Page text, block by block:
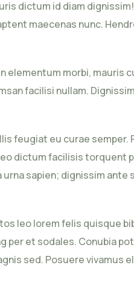
dictum id diam
maecenas nunc.
morbi, mauris
facilisi nullam.
feugiat eu curae semper.
dictum facilisis torquent
sapien; dignissim ante
leo lorem felis quisque
per et sodales. Conubia
sed. Posuere vivamus